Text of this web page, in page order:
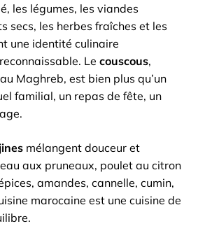
les légumes, les viandes
secs, les herbes fraîches et les
une identité culinaire
Le couscous,
Maghreb, est bien plus qu’un
familial, un repas de fête, un
mélangent douceur et
aux pruneaux, poulet au citron
amandes, cannelle, cumin,
marocaine est une cuisine de